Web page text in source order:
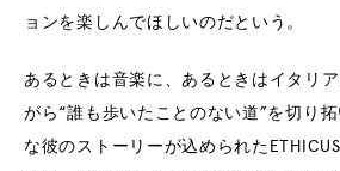
ョンを楽しんでほしいのだという。
あるときは音楽に、あるときはイタリ
がら“誰も歩いたことのない道”を切り
な彼のストーリーが込められた